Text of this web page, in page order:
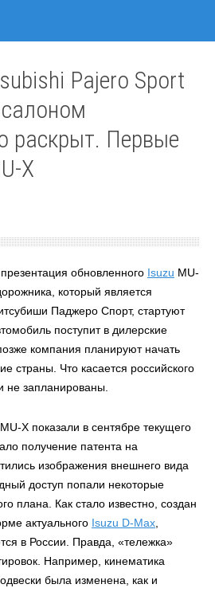
Pajero Sport
раскрыт. Первые
X
обновленного Isuzu MU-
который является
Паджеро Спорт, стартуют
поступит в дилерские
компания планируют начать
страны. Что касается российского
не запланированы.
X показали в сентябре текущего
получение патента на
изображения внешнего вида
доступ попали некоторые
плана. Как стало известно, создан
актуального Isuzu D-Max
в России. Правда, «тележка»
Например, кинематика
была изменена, как и